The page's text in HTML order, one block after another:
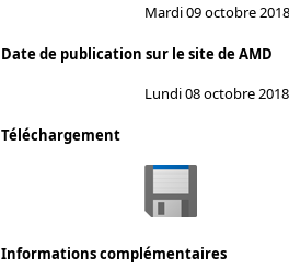
Mardi 09 octobre 2018
Date de publication sur le site de AMD
Lundi 08 octobre 2018
Téléchargement
Informations complémentaires